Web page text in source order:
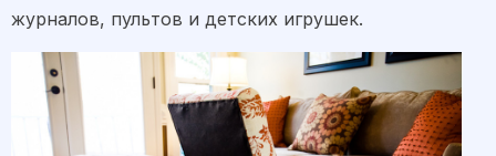
журналов, пультов и детских игрушек.